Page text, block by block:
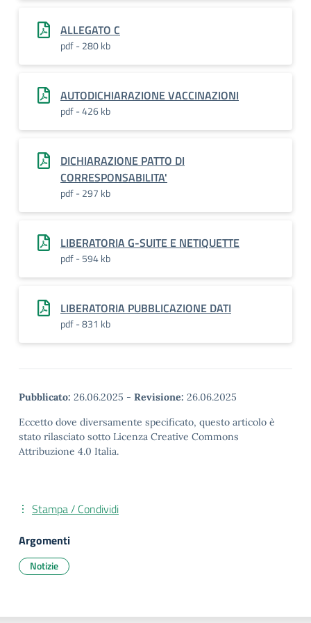
ALLEGATO C
pdf - 280 kb
AUTODICHIARAZIONE VACCINAZIONI
pdf - 426 kb
DICHIARAZIONE PATTO DI
CORRESPONSABILITA'
pdf - 297 kb
LIBERATORIA G-SUITE E NETIQUETTE
pdf - 594 kb
LIBERATORIA PUBBLICAZIONE DATI
pdf - 831 kb
Pubblicato: 26.06.2025 - Revisione: 26.06.2025
Eccetto dove diversamente specificato, questo articolo è
stato rilasciato sotto Licenza Creative Commons
Attribuzione 4.0 Italia.
Stampa / Condividi
Argomenti
Notizie